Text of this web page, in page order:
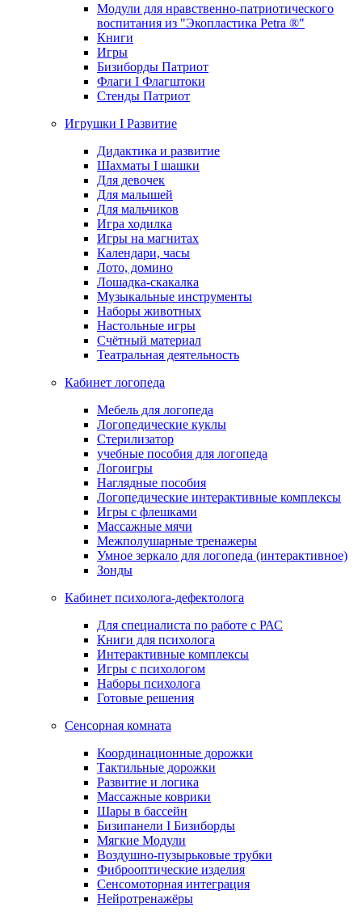
Модули для нравственно-патриотического
воспитания из "Экопластика Petra ®"
Книги
Игры
Бизиборды Патриот
Флаги I Флагштоки
Стенды Патриот
Игрушки I Развитие
Дидактика и развитие
Шахматы I шашки
Для девочек
Для малышей
Для мальчиков
Игра ходилка
Игры на магнитах
Календари, часы
Лото, домино
Лошадка-скакалка
Музыкальные инструменты
Наборы животных
Настольные игры
Счётный материал
Театральная деятельность
Кабинет логопеда
Мебель для логопеда
Логопедические куклы
Стерилизатор
учебные пособия для логопеда
Логоигры
Наглядные пособия
Логопедические интерактивные комплексы
Игры с флешками
Массажные мячи
Межполушарные тренажеры
Умное зеркало для логопеда (интерактивное)
Зонды
Кабинет психолога-дефектолога
Для специалиста по работе с РАС
Книги для психолога
Интерактивные комплексы
Игры с психологом
Наборы психолога
Готовые решения
Сенсорная комната
Координационные дорожки
Тактильные дорожки
Развитие и логика
Массажные коврики
Шары в бассейн
Бизипанели I Бизиборды
Мягкие Модули
Воздушно-пузырьковые трубки
Фиброоптические изделия
Сенсомоторная интеграция
Нейротренажёры